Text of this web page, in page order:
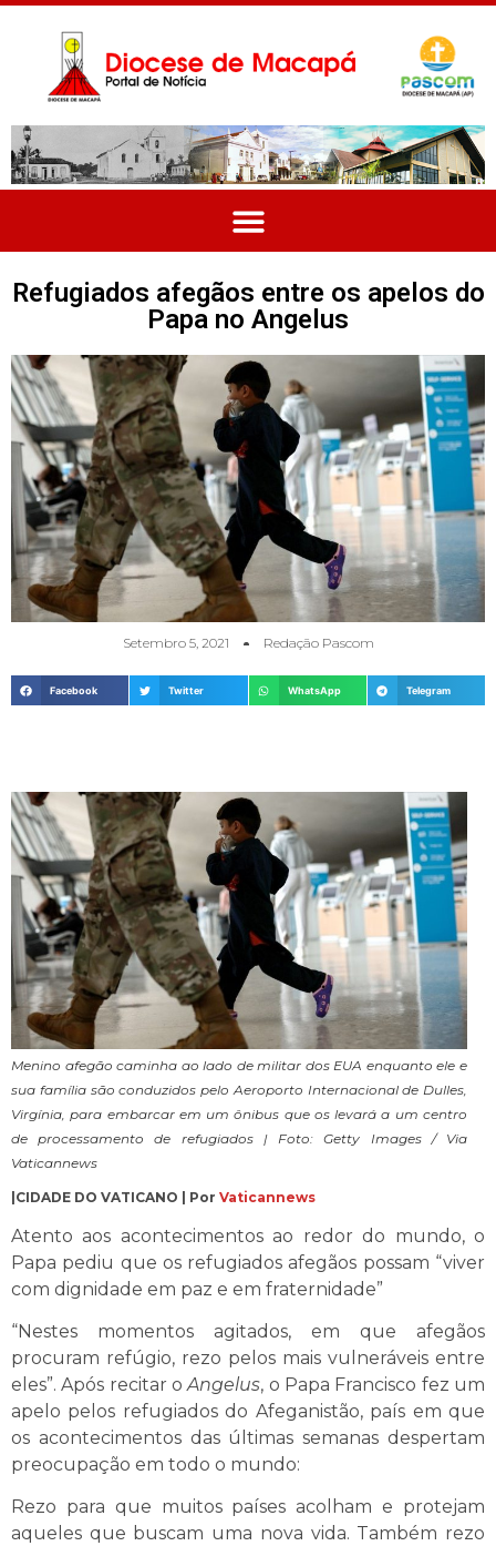
Refugiados afegãos entre os apelos do
Papa no Angelus
Setembro 5, 2021 Redação Pascom
Facebook Twitter WhatsApp Telegram
Menino afegão caminha ao lado de militar dos EUA enquanto ele e
sua família são conduzidos pelo Aeroporto Internacional de Dulles,
Virgínia, para embarcar em um ônibus que os levará a um centro
de processamento de refugiados | Foto: Getty Images / Via
Vaticannews
|CIDADE DO VATICANO | Por Vaticannews
Atento aos acontecimentos ao redor do mundo, o
Papa pediu que os refugiados afegãos possam “viver
com dignidade em paz e em fraternidade”
“Nestes momentos agitados, em que afegãos
procuram refúgio, rezo pelos mais vulneráveis ​​entre
eles”. Após recitar oAngelus, o Papa Francisco fez um
apelo pelos refugiados do Afeganistão, país em que
os acontecimentos das últimas semanas despertam
preocupação em todo o mundo:
Rezo para que muitos países acolham e protejam
aqueles que buscam uma nova vida. Também rezo